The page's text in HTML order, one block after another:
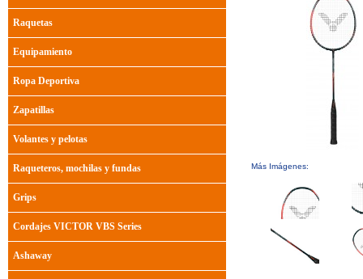
Más Imágenes:
Raquetas
Equipamiento
Ropa Deportiva
Zapatillas
Volantes y pelotas
Raqueteros, mochilas y fundas
Grips
Cordajes VICTOR VBS Series
Ashaway